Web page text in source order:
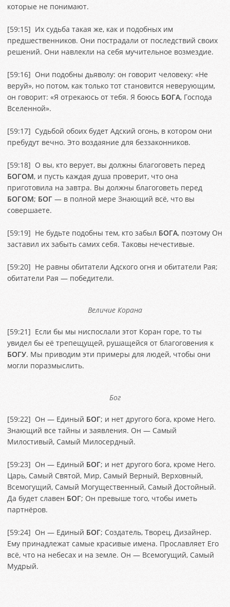
которые не понимают.
[59:15] Их судьба такая же, как и подобных им
предшественников. Они пострадали от последствий своих
решений. Они навлекли на себя мучительное возмездие.
[59:16] Они подобны дьяволу: он говорит человеку: «Не
веруй», но потом, как только тот становится неверующим,
он говорит: «Я отрекаюсь от тебя. Я боюсь БОГА, Господа
Вселенной».
[59:17] Судьбой обоих будет Адский огонь, в котором они
пребудут вечно. Это воздаяние для беззаконников.
[59:18] О вы, кто верует, вы должны благоговеть перед
БОГОМ, и пусть каждая душа проверит, что она
приготовила на завтра. Вы должны благоговеть перед
БОГОМ; БОГ — в полной мере Знающий всё, что вы
совершаете.
[59:19] Не будьте подобны тем, кто забыл БОГА, поэтому Он
заставил их забыть самих себя. Таковы нечестивые.
[59:20] Не равны обитатели Адского огня и обитатели Рая;
обитатели Рая — победители.
Величие Корана
[59:21] Если бы мы ниспослали этот Коран горе, то ты
увидел бы её трепещущей, рушащейся от благоговения к
БОГУ. Мы приводим эти примеры для людей, чтобы они
могли поразмыслить.
Бог
[59:22] Он — Единый БОГ; и нет другого бога, кроме Него.
Знающий все тайны и заявления. Он — Самый
Милостивый, Самый Милосердный.
[59:23] Он — Единый БОГ; и нет другого бога, кроме Него.
Царь, Самый Святой, Мир, Самый Верный, Верховный,
Всемогущий, Самый Могущественный, Самый Достойный.
Да будет славен БОГ; Он превыше того, чтобы иметь
партнёров.
[59:24] Он — Единый БОГ; Создатель, Творец, Дизайнер.
Ему принадлежат самые красивые имена. Прославляет Его
всё, что на небесах и на земле. Он — Всемогущий, Самый
Мудрый.